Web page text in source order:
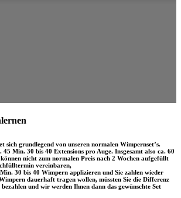
sich grundlegend von unseren normalen Wimpernset’s.
Min. 30 bis 40 Extensions pro Auge. Insgesamt also ca. 60
nicht zum normalen Preis nach 2 Wochen aufgefüllt
vereinbaren,
30 bis 40 Wimpern applizieren und Sie zahlen wieder
dauerhaft tragen wollen, müssten Sie die Differenz
und wir werden Ihnen dann das gewünschte Set